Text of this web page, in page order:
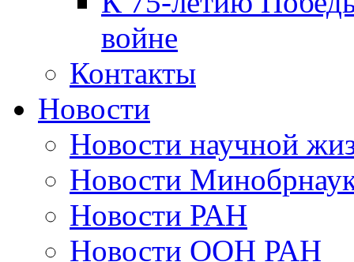
войне
Контакты
Новости
Новости научной
Новости
Новости РАН
Новости ООН РАН